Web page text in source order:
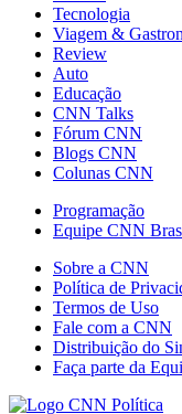
Tecnologia
Viagem &
Review
Auto
Educação
CNN Talks
Fórum CNN
Blogs CNN
Colunas CNN
Programação
Equipe CNN
Sobre a CNN
Política de
Termos de Uso
Fale com a CNN
Distribuição do
Faça parte da